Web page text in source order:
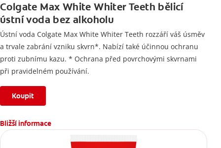
Colgate Max White Whiter Teeth bělicí
ústní voda bez alkoholu
Ústní voda Colgate Max White Whiter Teeth rozzáří váš úsměv
a trvale zabrání vzniku skvrn*. Nabízí také účinnou ochranu
proti zubnímu kazu. * Ochrana před povrchovými skvrnami
při pravidelném používání.
Koupit
Bližší informace